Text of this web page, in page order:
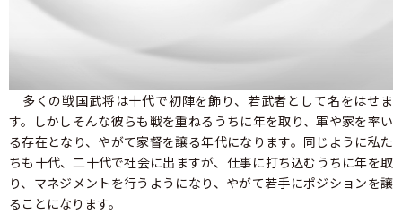
多くの戦国武将は十代で初陣を飾り、若武者として名をはせま
す。しかしそんな彼らも戦を重ねるうちに年を取り、軍や家を率い
る存在となり、やがて家督を譲る年代になります。同じように私た
ちも十代、二十代で社会に出ますが、仕事に打ち込むうちに年を取
り、マネジメントを行うようになり、やがて若手にポジションを譲
ることになります。